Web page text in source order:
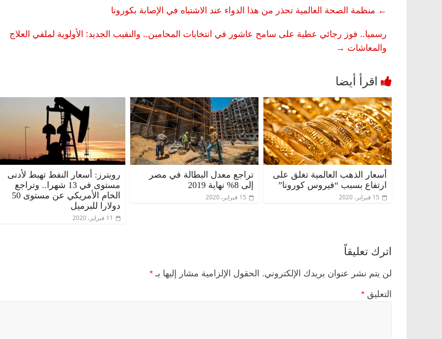
← منظمة الصحة العالمية تحذر من هذا الدواء عند الاشتباه في الإصابة بكورونا
رسميا.. فوز رجائي عطية على سامح عاشور في انتخابات المحامين.. والنقيب الجديد: الأولوية لملفي العلاج
والمعاشات →
أسعار الذهب العالمية تغلق على
ارتفاع بسبب “فيروس كورونا”
15 فبراير، 2020
تراجع معدل البطالة في مصر
إلى 8% نهاية 2019
15 فبراير، 2020
رويترز: أسعار النفط تهبط لأدنى
مستوى في 13 شهرا.. وتراجع
الخام الأمريكي عن مستوى 50
دولارا للبرميل
11 فبراير، 2020
اترك تعليقاً
لن يتم نشر عنوان بريدك الإلكتروني. الحقول الإلزامية مشار إليها بـ *
التعليق *